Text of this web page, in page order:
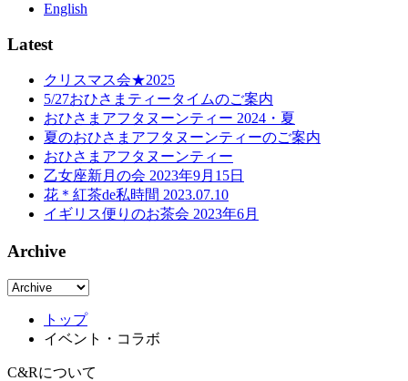
English
Latest
クリスマス会★2025
5/27おひさまティータイムのご案内
おひさまアフタヌーンティー 2024・夏
夏のおひさまアフタヌーンティーのご案内
おひさまアフタヌーンティー
乙女座新月の会 2023年9月15日
花＊紅茶de私時間 2023.07.10
イギリス便りのお茶会 2023年6月
Archive
トップ
イベント・コラボ
C&Rについて